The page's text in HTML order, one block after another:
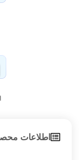
اطلاعات